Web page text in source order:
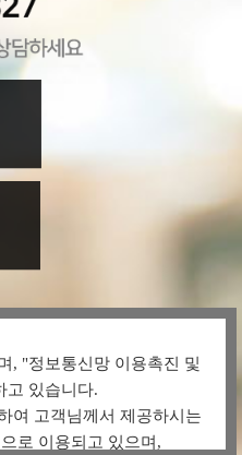
, "정보통신망 이용촉진 및
고 있습니다.
여 고객님께서 제공하시는
로 이용되고 있으며,